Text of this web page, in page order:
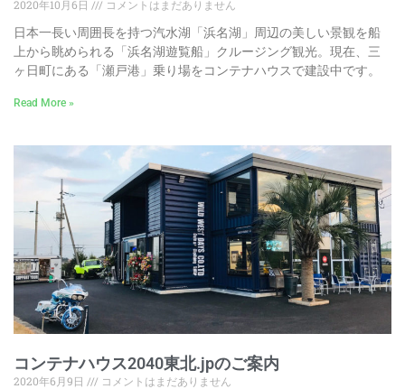
2020年10月6日
コメントはまだありません
日本一長い周囲長を持つ汽水湖「浜名湖」周辺の美しい景観を船
上から眺められる「浜名湖遊覧船」クルージング観光。現在、三
ヶ日町にある「瀬戸港」乗り場をコンテナハウスで建設中です。
Read More »
コンテナハウス2040東北.jpのご案内
2020年6月9日
コメントはまだありません